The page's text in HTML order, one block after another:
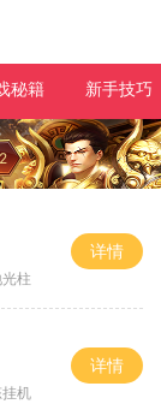
秘籍 新手技巧
柱
详情
机
详情